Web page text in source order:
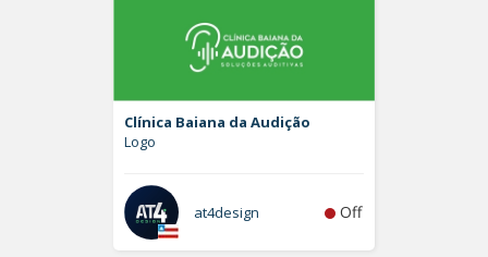
Clínica Baiana da Audição
Logo
at4design Off